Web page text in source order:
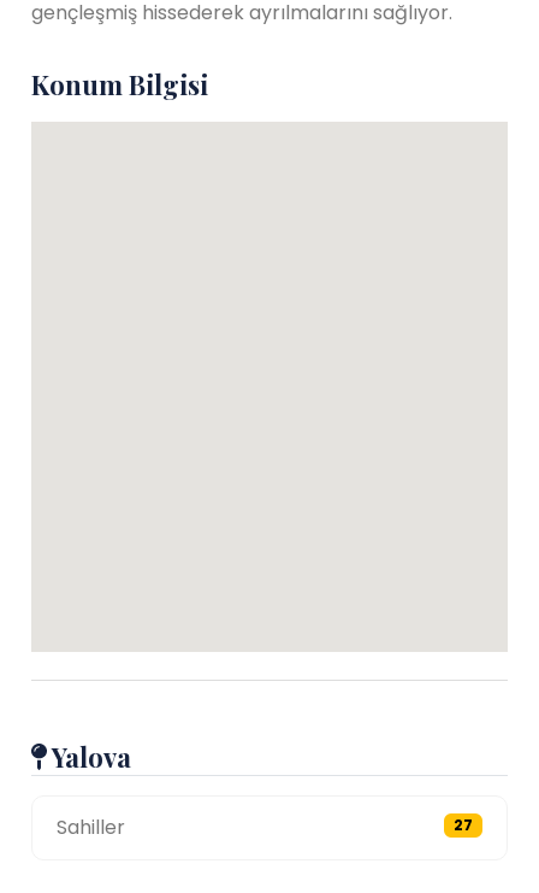
gençleşmiş hissederek ayrılmalarını sağlıyor.
Konum Bilgisi
Yalova
Sahiller 27